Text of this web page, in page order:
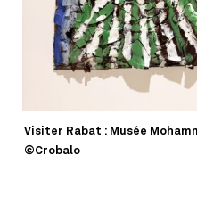
Visiter Rabat : Musée
©Crobalo